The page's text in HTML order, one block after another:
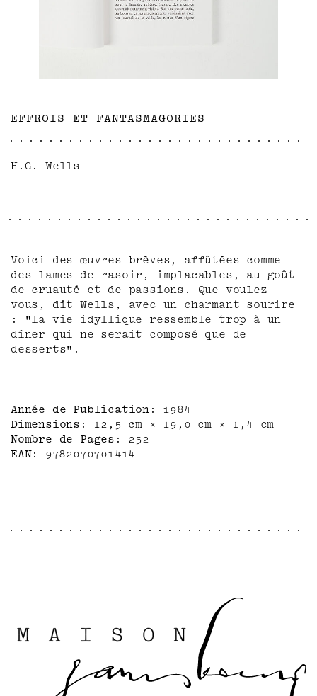
EFFROIS ET FANTASMAGORIES
H.G. Wells
Voici des œuvres brèves, affûtées comme
des lames de rasoir, implacables, au goût
de cruauté et de passions. Que voulez-
vous, dit Wells, avec un charmant sourire
: "la vie idyllique ressemble trop à un
dîner qui ne serait composé que de
desserts".
Année de Publication
1984
Dimensions
12,5 cm × 19,0 cm × 1,4 cm
Nombre de Pages
252
EAN
9782070701414